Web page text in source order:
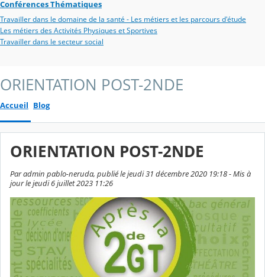
Conférences Thématiques
Travailler dans le domaine de la santé - Les métiers et les parcours d'étude
Les métiers des Activités Physiques et Sportives
Travailler dans le secteur social
ORIENTATION POST-2NDE
Accueil Blog
ORIENTATION POST-2NDE
Par admin pablo-neruda, publié le jeudi 31 décembre 2020 19:18 - Mis à
jour le jeudi 6 juillet 2023 11:26